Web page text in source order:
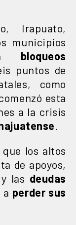
Irapuato,
municipios
bloqueos
puntos de
como
esta
a la crisis
los altos
de apoyos,
las deudas
a perder sus